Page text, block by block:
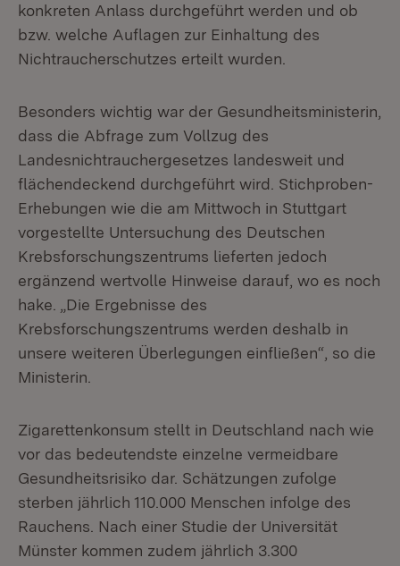
konkreten Anlass durchgeführt werden und ob
bzw. welche Auflagen zur Einhaltung des
Nichtraucherschutzes erteilt wurden.
Besonders wichtig war der Gesundheitsministerin,
dass die Abfrage zum Vollzug des
Landesnichtrauchergesetzes landesweit und
flächendeckend durchgeführt wird. Stichproben-
Erhebungen wie die am Mittwoch in Stuttgart
vorgestellte Untersuchung des Deutschen
Krebsforschungszentrums lieferten jedoch
ergänzend wertvolle Hinweise darauf, wo es noch
hake. „Die Ergebnisse des
Krebsforschungszentrums werden deshalb in
unsere weiteren Überlegungen einfließen“, so die
Ministerin.
Zigarettenkonsum stellt in Deutschland nach wie
vor das bedeutendste einzelne vermeidbare
Gesundheitsrisiko dar. Schätzungen zufolge
sterben jährlich 110.000 Menschen infolge des
Rauchens. Nach einer Studie der Universität
Münster kommen zudem jährlich 3.300